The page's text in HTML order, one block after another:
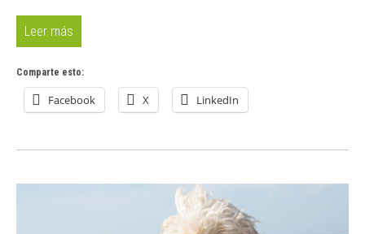
Leer más
Comparte esto:
Facebook X LinkedIn